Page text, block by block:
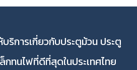
ริการเกี่ยวกับประตูม้วน ประตู
กทนไฟที่ดีที่สุดในประเทศไทย